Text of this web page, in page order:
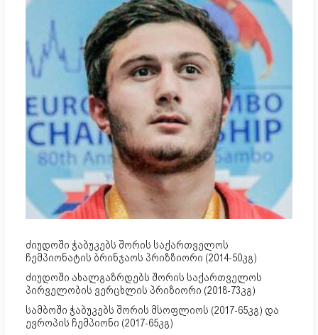
ძიუდოში ჭაბუკებს შორის საქართველოს
ჩემპიონატის ბრინჯაოს პრიზზიორი (2014-50კგ)
ძიუდოში ახალგაზრდებს შორის საქართველოს
პირველობის ვერცხლის პრიზიორი (2018-73კგ)
სამბოში ჭაბუკებს შორის მსოფლიოს (2017-65კგ) და
ევროპის ჩემპიონი (2017-65კგ)